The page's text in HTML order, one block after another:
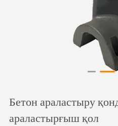
Бетон араластыру
араластырғыш қол